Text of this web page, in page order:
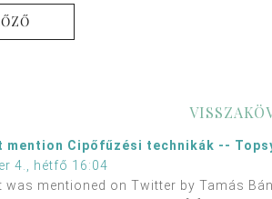
mention Cipőfűzési technikák --
4., hétfő 16:04
was mentioned on Twitter by Tamás